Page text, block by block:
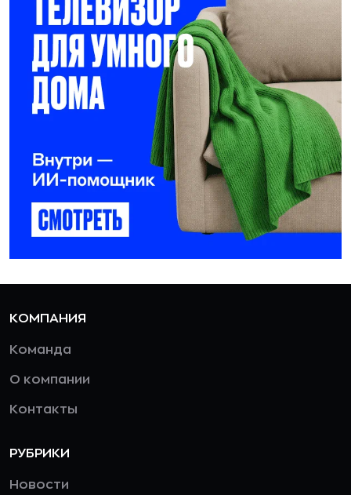
КОМПАНИЯ
Команда
О компании
Контакты
РУБРИКИ
Новости